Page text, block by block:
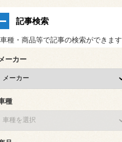
記事検索
種・商品等で記事の検索ができます
ーカー
種